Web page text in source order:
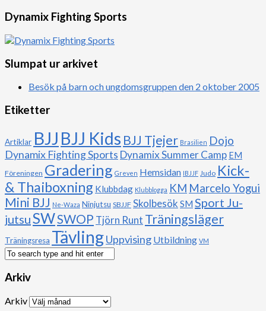
Dynamix Fighting Sports
Slumpat ur arkivet
Besök på barn och ungdomsgruppen den 2 oktober 2005
Etiketter
Artiklar BJJ BJJ Kids BJJ Tjejer Brasilien Dojo
Dynamix Fighting Sports Dynamix Summer Camp EM
Föreningen Gradering Greven Hemsidan IBJJF Judo Kick-
& Thaiboxning Klubbdag Klubblogga KM Marcelo Yogui
Mini BJJ Ne-Waza Ninjutsu SBJJF Skolbesök SM Sport Ju-
jutsuSWSWOP Tjörn Runt Träningsläger
Träningsresa TävlingUppvising Utbildning VM
Arkiv
Arkiv